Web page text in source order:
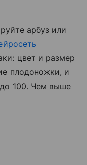
арбуз или
цвет и размер
плодоножки, и
100. Чем выше